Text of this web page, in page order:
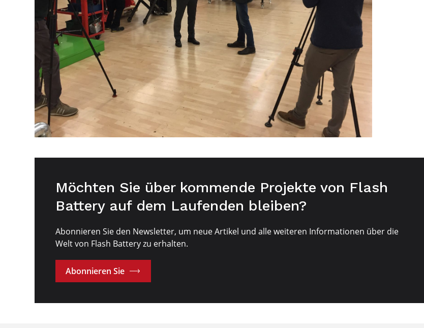
Möchten Sie über kommende Projekte von Flash
Battery auf dem Laufenden bleiben?
Abonnieren Sie den Newsletter, um neue Artikel und alle weiteren Informationen über die
Welt von Flash Battery zu erhalten.
Abonnieren Sie